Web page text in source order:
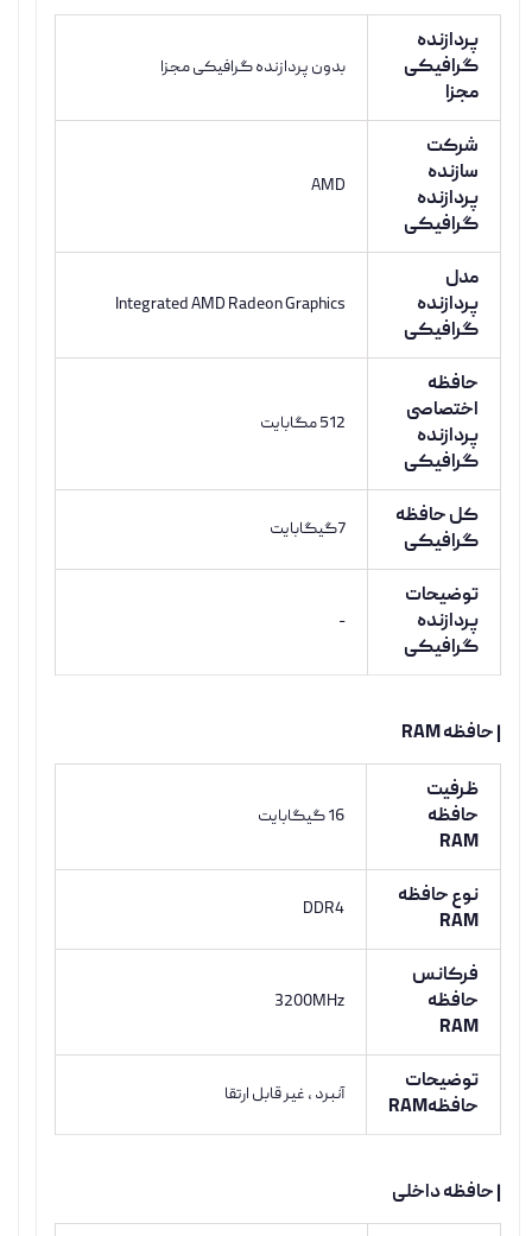
پردازنده
گرافیکی
مجزا
بدون پردازنده گرافیکی مجزا
شرکت
سازنده
پردازنده
گرافیکی
AMD
مدل
پردازنده
گرافیکی
Integrated AMD Radeon Graphics
حافظه
اختصاصی
پردازنده
گرافیکی
512 مگابایت
کل حافظه
گرافیکی
7گیگابایت
توضیحات
پردازنده
گرافیکی
-
| حافظه RAM
ظرفیت
حافظه
RAM
16 گیگابایت
نوع حافظه
RAM
DDR4
فرکانس
حافظه
RAM
3200MHz
توضیحات
حافظهRAM
آنبرد ، غیر قابل ارتقا
| حافظه داخلی